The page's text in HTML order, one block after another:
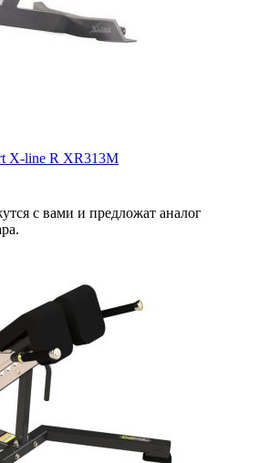
X-line R XR313M
с вами и предложат аналог